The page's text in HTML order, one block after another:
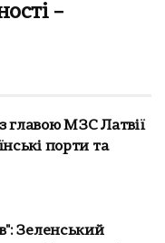
–
главою МЗС Латвії
порти та
Зеленський